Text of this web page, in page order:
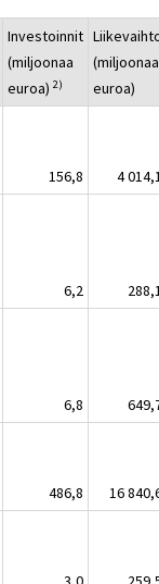
Investoinnit
(miljoonaa
euroa)2)
(miljoonaa
euroa)
156,8 4
6,2
6,8
486,8 16